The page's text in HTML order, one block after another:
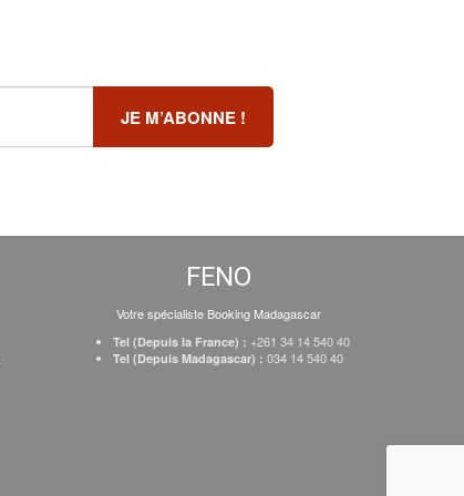
FENO
Votre spécialiste Booking Madagascar
Tel (Depuis la France) : +261 34 14 540 40
Tel (Depuis Madagascar) : 034 14 540 40